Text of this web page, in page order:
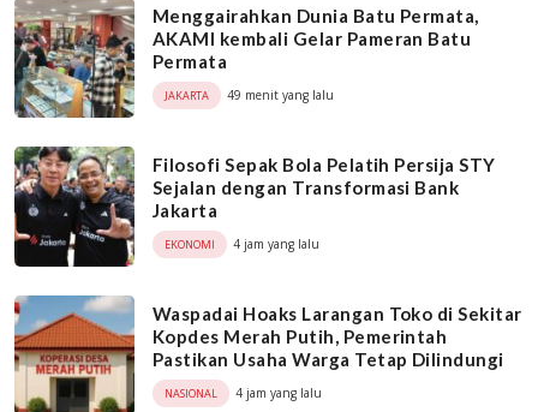
Menggairahkan Dunia Batu Permata,
AKAMI kembali Gelar Pameran Batu
Permata
JAKARTA 49 menit yang lalu
Filosofi Sepak Bola Pelatih Persija STY
Sejalan dengan Transformasi Bank
Jakarta
EKONOMI 4 jam yang lalu
Waspadai Hoaks Larangan Toko di Sekitar
Kopdes Merah Putih, Pemerintah
Pastikan Usaha Warga Tetap Dilindungi
NASIONAL 4 jam yang lalu